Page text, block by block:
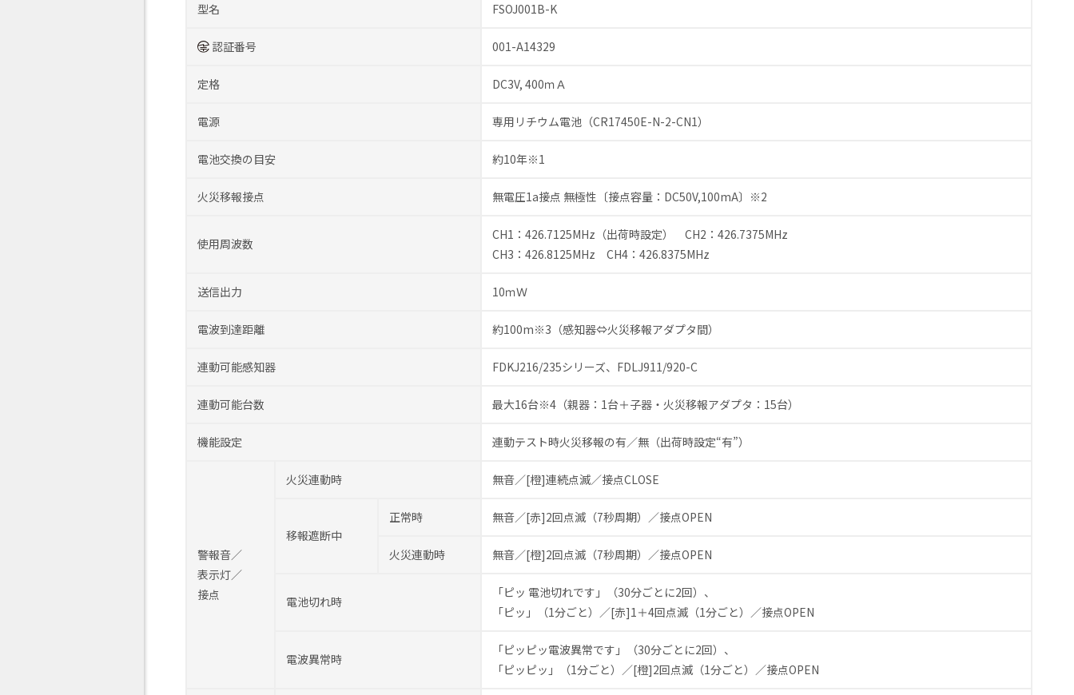
型名 FSOJ001B-K
認証番号 001-A14329
定格 DC3V, 400ｍＡ
電源 専用リチウム電池（CR17450E-N-2-CN1）
電池交換の目安 約10年※1
火災移報接点 無電圧1a接点 無極性〔接点容量：DC50V,100mA〕※2
使用周波数
CH1：426.7125MHz（出荷時設定） CH2：426.7375MHz
CH3：426.8125MHz CH4：426.8375MHz
送信出力 10ｍＷ
電波到達距離 約100m※3（感知器⇔火災移報アダプタ間）
連動可能感知器 FDKJ216/235シリーズ、FDLJ911/920-C
連動可能台数 最大16台※4（親器：1台＋子器・火災移報アダプタ：15台）
機能設定 連動テスト時火災移報の有／無（出荷時設定“有”）
警報音／
表示灯／
接点
火災連動時 無音／[橙]連続点滅／接点CLOSE
移報遮断中
正常時 無音／[赤]2回点滅（7秒周期）／接点OPEN
火災連動時 無音／[橙]2回点滅（7秒周期）／接点OPEN
電池切れ時
「ピッ 電池切れです」（30分ごとに2回）、
「ピッ」（1分ごと）／[赤]1＋4回点滅（1分ごと）／接点OPEN
電波異常時
「ピッピッ電波異常です」（30分ごとに2回）、
「ピッピッ」（1分ごと）／[橙]2回点滅（1分ごと）／接点OPEN